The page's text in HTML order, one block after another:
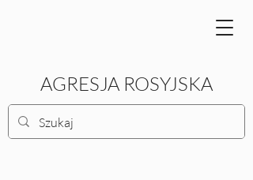
AGRESJA ROSYJSKA